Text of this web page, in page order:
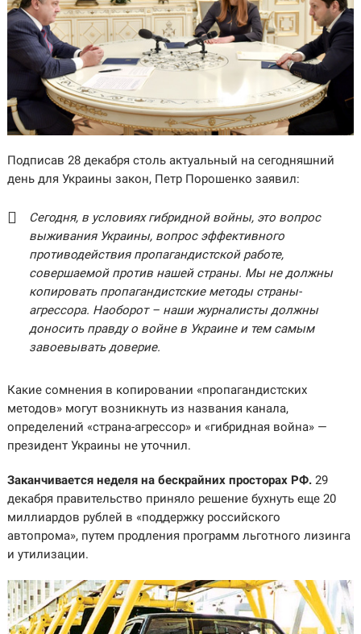
Подписав 28 декабря столь актуальный на сегодняшний
день для Украины закон, Петр Порошенко заявил:
Сегодня, в условиях гибридной войны, это вопрос
выживания Украины, вопрос эффективного
противодействия пропагандистской работе,
совершаемой против нашей страны. Мы не должны
копировать пропагандистские методы страны-
агрессора. Наоборот – наши журналисты должны
доносить правду о войне в Украине и тем самым
завоевывать доверие.
Какие сомнения в копировании «пропагандистских
методов» могут возникнуть из названия канала,
определений «страна-агрессор» и «гибридная война» —
президент Украины не уточнил.
Заканчивается неделя на бескрайних просторах РФ. 29
декабря правительство приняло решение бухнуть еще 20
миллиардов рублей в «поддержку российского
автопрома», путем продления программ льготного лизинга
и утилизации.